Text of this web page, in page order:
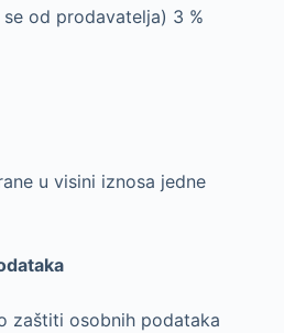
od prodavatelja) 3 %
u visini iznosa jedne
zaštiti osobnih podataka